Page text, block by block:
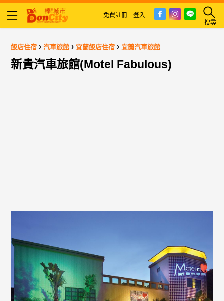
搜尋
免費註冊 登入
飯店住宿 ›汽車旅館 › 宜蘭飯店住宿 › 宜蘭汽車旅館
新貴汽車旅館(Motel Fabulous)